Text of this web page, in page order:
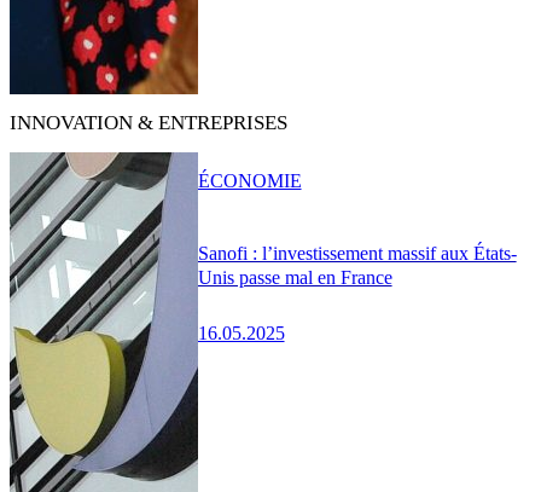
INNOVATION & ENTREPRISES
Sanofi : l’investissement massif aux États-
Unis passe mal en France
16.05.2025
ÉCONOMIE